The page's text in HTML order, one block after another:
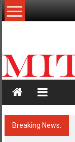
Skip
to
สะท้อน
ลึก
เหลี่ยม
มุม
เศรษฐกิจ-
การเมือง-
Breaking News: